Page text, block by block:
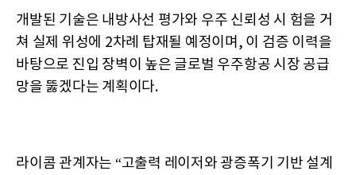
개발된 기술은 내방사선 평가와 우주 신뢰성 시 험을 거
쳐 실제 위성에 2차례 탑재될 예정이며, 이 검증 이력을
바탕으로 진입 장벽이 높은 글로벌 우주항공 시장 공급
망을 뚫겠다는 계획이다.
라이콤 관계자는 “고출력 레이저와 광증폭기 기반 설계